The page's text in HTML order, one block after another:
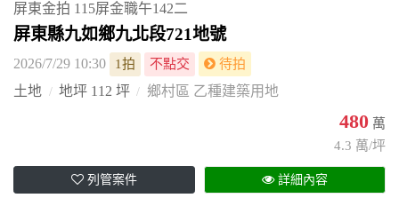
屏東金拍 115屏金職午142二
屏東縣九如鄉九北段721地號
2026/7/29 10:30 1拍 不點交 待拍
土地 地坪 112 坪 鄉村區 乙種建築用地
480 萬
4.3 萬/坪
列管案件 詳細內容